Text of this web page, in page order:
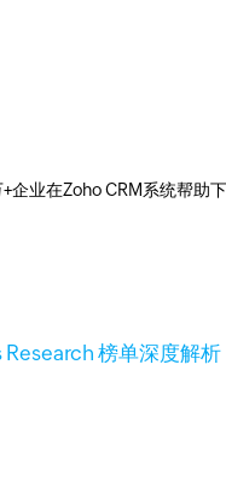
业在Zoho CRM系统帮助
榜单深度解析